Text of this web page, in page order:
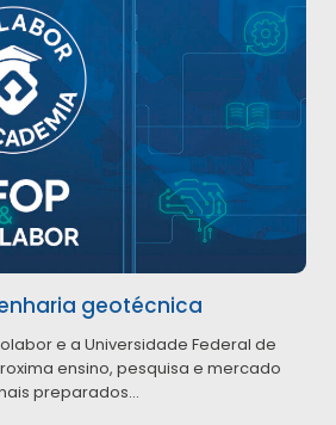
geotécnica
e a Universidade Federal de
ensino, pesquisa e mercado
preparados...